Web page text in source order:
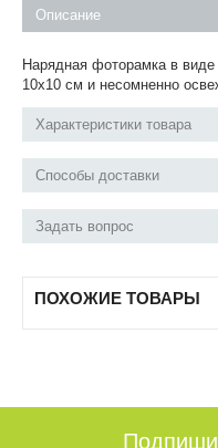
Описание
Нарядная фоторамка в
10х10 см и несомненно
Характеристики товара
Способы доставки
Задать вопрос
ПОХОЖИЕ ТОВАРЫ